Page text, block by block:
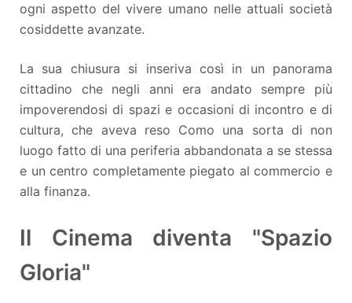
ogni aspetto del vivere umano nelle attuali società
cosiddette avanzate.
La sua chiusura si inseriva così in un panorama
cittadino che negli anni era andato sempre più
impoverendosi di spazi e occasioni di incontro e di
cultura, che aveva reso Como una sorta di non
luogo fatto di una periferia abbandonata a se stessa
e un centro completamente piegato al commercio e
alla finanza.
Il Cinema diventa "Spazio
Gloria"